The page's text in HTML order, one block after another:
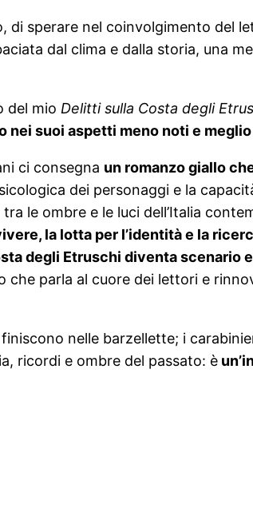
sperare nel coinvolgimento del
dal clima e dalla storia, una
del mio Delitti sulla Costa degli
nei suoi aspetti meno noti e
ci consegna un romanzo giallo
dei personaggi e la
le ombre e le luci dell’Italia
la lotta per l’identità e la
degli Etruschi diventa scenario
che parla al cuore dei lettori e
nelle barzellette; i
ricordi e ombre del passato: è